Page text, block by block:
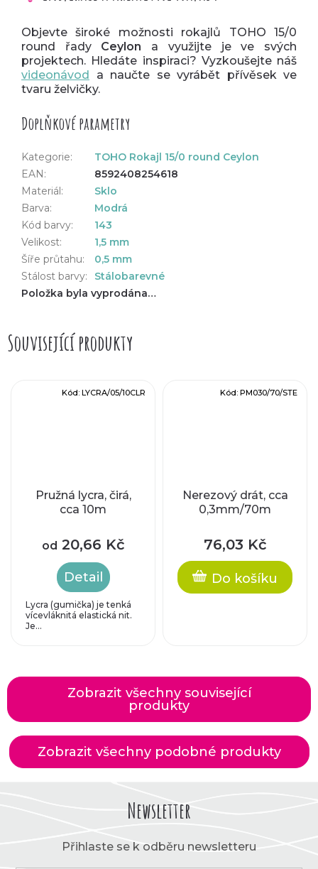
Objevte široké možnosti rokajlů TOHO 15/0
round řady Ceylon a využijte je ve svých
projektech. Hledáte inspiraci? Vyzkoušejte náš
videonávod
a naučte se vyrábět přívěsek ve
tvaru želvičky.
Doplňkové parametry
Kategorie:
TOHO Rokajl 15/0 round Ceylon
EAN :
8592408254618
Materiál :
Sklo
Barva:
Modrá
Kód barvy:
143
Velikost:
1,5 mm
Šíře průtahu:
0,5 mm
Stálost barvy:
Stálobarevné
Položka byla vyprodána…
Související produkty
Pružná lycra, čirá,
cca 10m
od 20,66 Kč
Detail
Lycra (gumička) je tenká
vícevláknitá elastická nit.
Je...
Kód: LYCRA/05/10CLR
Nerezový drát, cca
0,3mm/70m
76,03 Kč
Do košíku
Kód: PM030/70/STE
Zobrazit všechny související
produkty
Zobrazit všechny podobné produkty
Newsletter
Přihlaste se k odběru newsletteru